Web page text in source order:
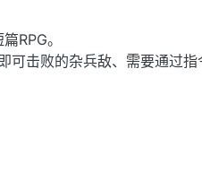
RPG。
可击败的杂兵敌、需要通过